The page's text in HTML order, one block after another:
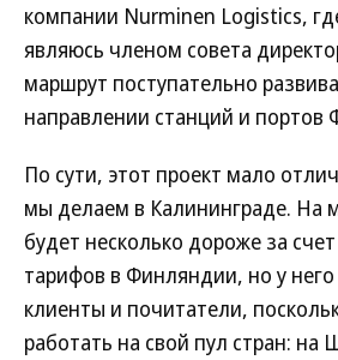
компании Nurminen Logistics,
являюсь членом совета
маршрут поступательно
направлении станций и портов
По сути, этот проект мало
мы делаем в Калининграде. На
будет несколько дороже за
тарифов в Финляндии, но у
клиенты и почитатели,
работать на свой пул стран: на